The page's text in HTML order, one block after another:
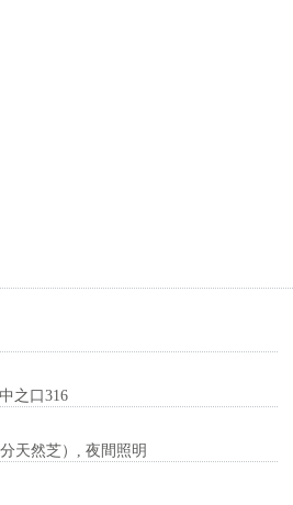
之口316
天然芝）, 夜間照明